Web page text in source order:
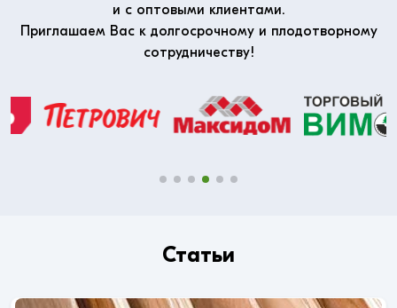
и с оптовыми клиентами.
Приглашаем Вас к долгосрочному и плодотворному
сотрудничеству!
Статьи